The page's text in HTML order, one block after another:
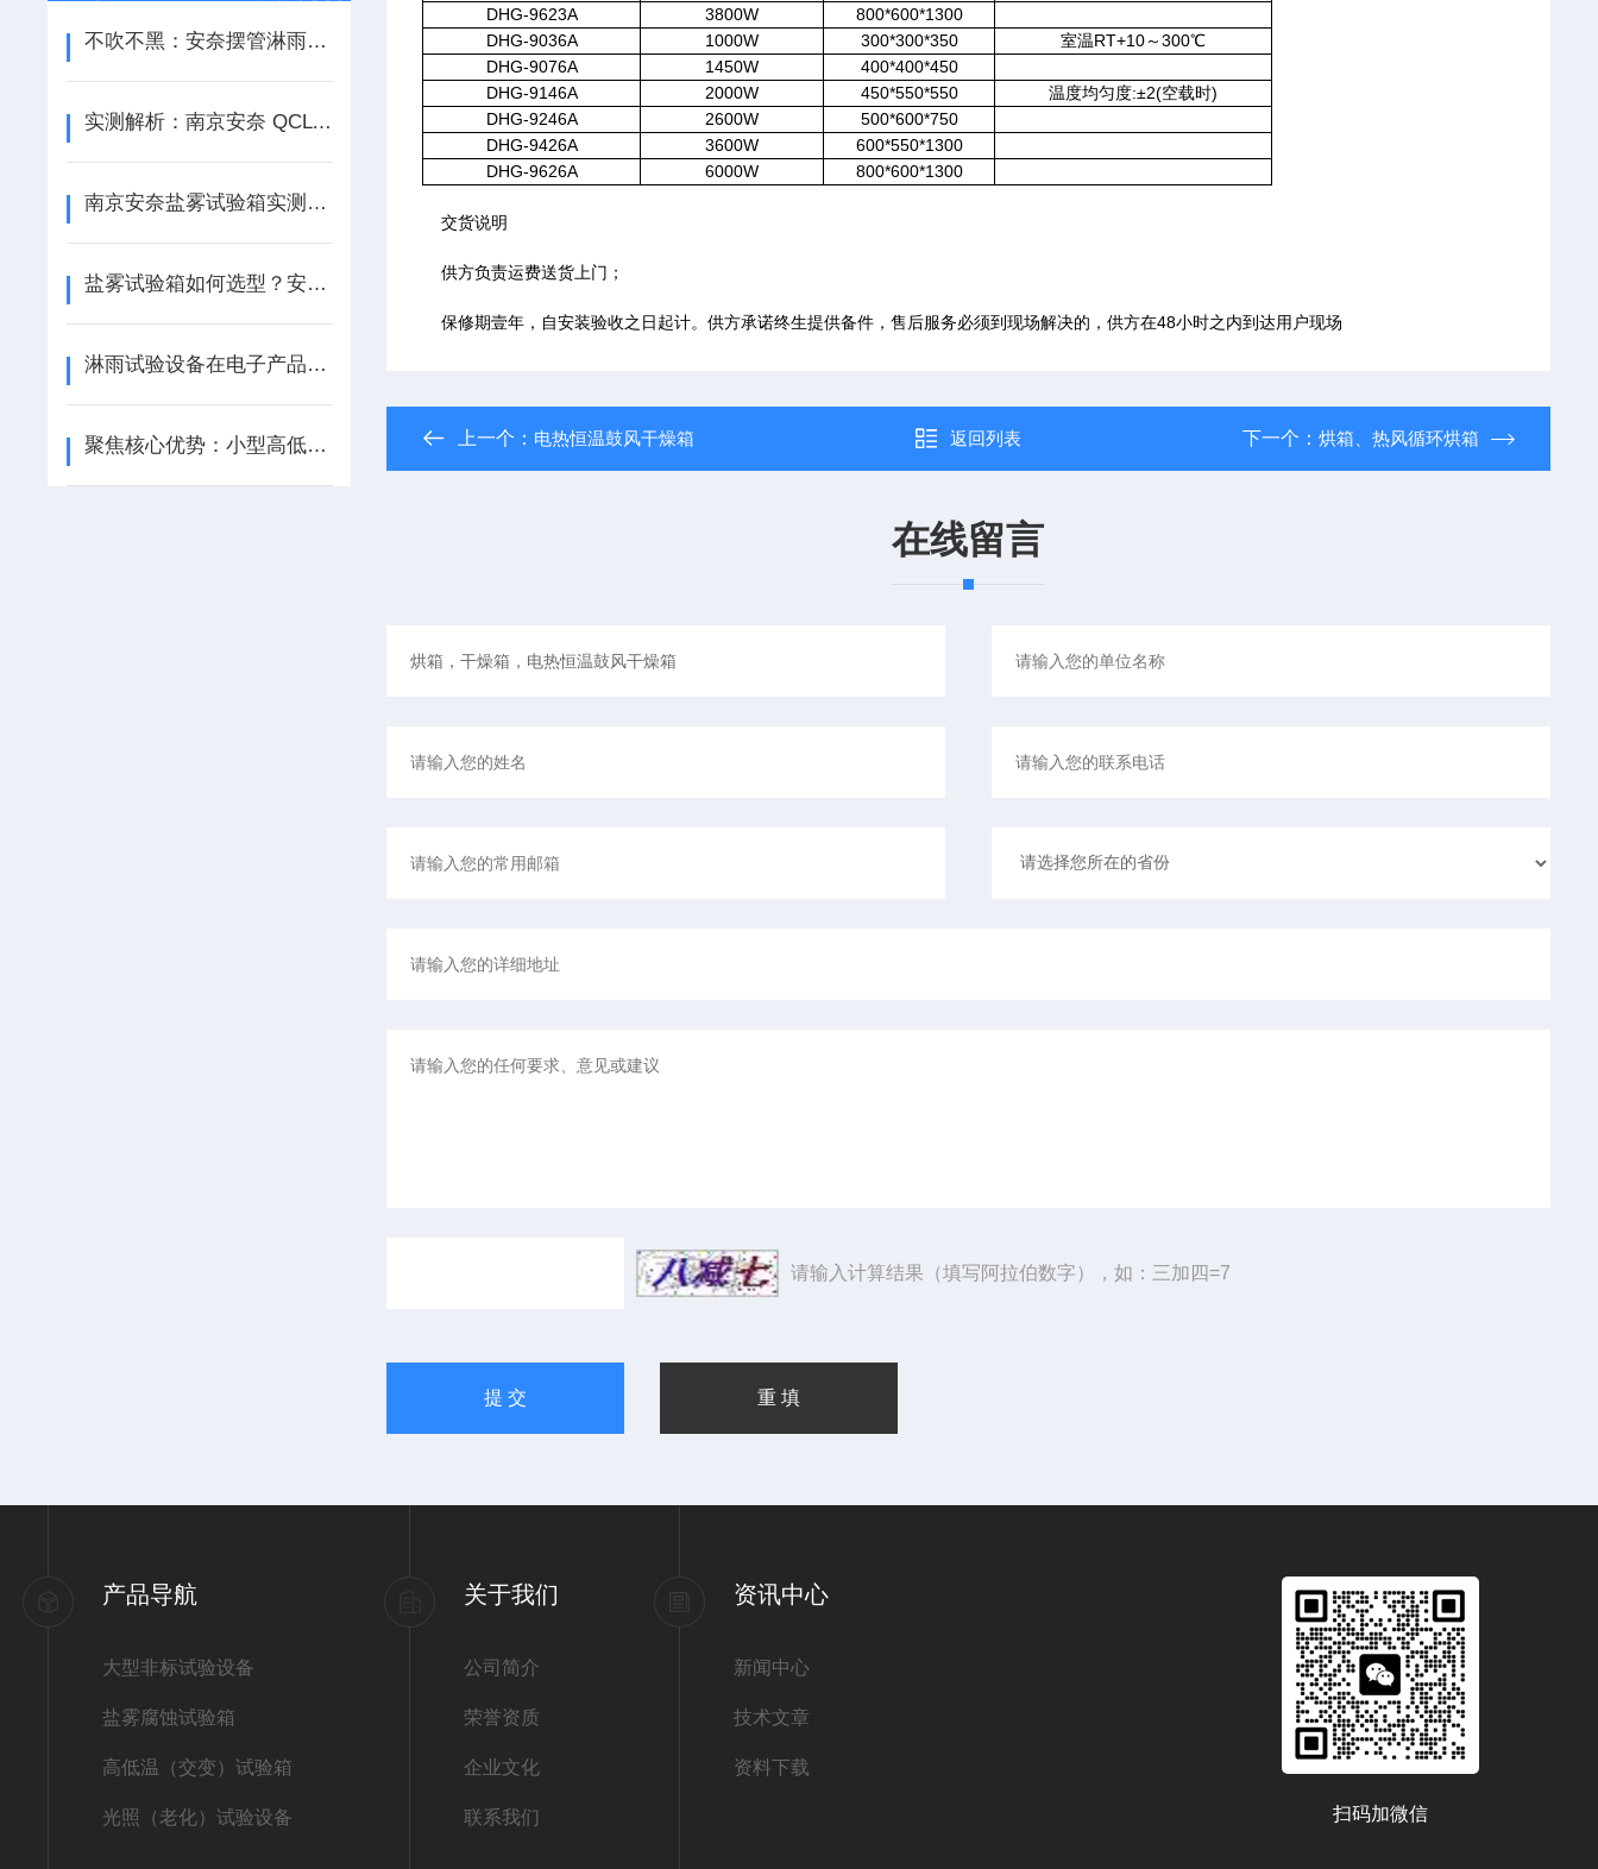
不吹不黑：安奈摆管淋雨试验箱实际使用体验与测评总结
实测解析：南京安奈 QCLYS 系列淋雨试验箱 性能与服务双优之选
南京安奈盐雾试验箱实测：品质性能与选购参考
盐雾试验箱如何选型？安奈仪器为您解读
淋雨试验设备在电子产品防护中的应用说明
聚焦核心优势：小型高低温箱哪个厂家性能好？南京安奈综合实力深度解读
DHG-9623A
3800W
800*600*1300
DHG-9036A
1000W 300*300*350
室温RT+10～300℃
DHG-9076A
1450W
400*400*450
DHG-9146A
2000W 450*550*550
温度均匀度:±2(空载时)
DHG-9246A
2600W
500*600*750
DHG-9426A
3600W
600*550*1300
DHG-9626A
6000W 800*600*1300
交货说明
供方负责运费送货上门；
保修期壹年，自安装验收之日起计。供方承诺终生提供备件，售后服务必须到现场解决的，供方在48小时之内到达用户现场
上一个： 电热恒温鼓风干燥箱 返回列表 下一个： 烘箱、热风循环烘箱
在线留言
请输入计算结果（填写阿拉伯数字），如：三加四=7
产品导航
大型非标试验设备
盐雾腐蚀试验箱
高低温（交变）试验箱
光照（老化）试验设备
关于我们
公司简介
荣誉资质
企业文化
联系我们
资讯中心
新闻中心
技术文章
资料下载
扫码加微信